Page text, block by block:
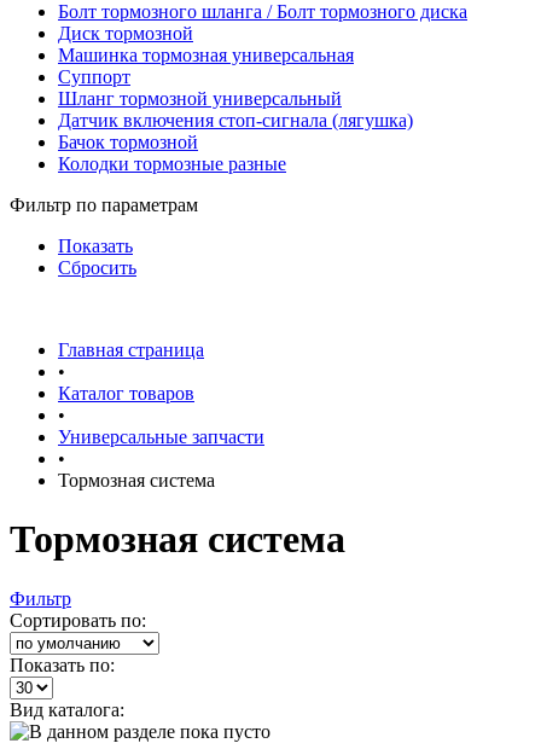
Болт тормозного шланга / Болт тормозного диска
Диск тормозной
Машинка тормозная универсальная
Суппорт
Шланг тормозной универсальный
Датчик включения стоп-сигнала (лягушка)
Бачок тормозной
Колодки тормозные разные
Фильтр по параметрам
Показать
Сбросить
Главная страница
•
Каталог товаров
•
Универсальные запчасти
•
Тормозная система
Тормозная система
Фильтр
Сортировать по:
Показать по:
Вид каталога: